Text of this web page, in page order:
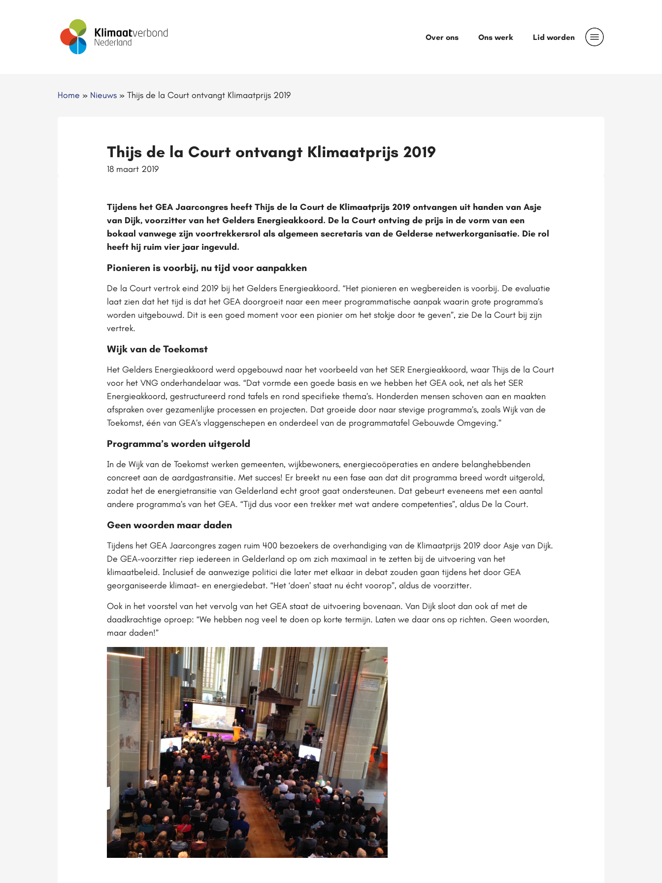
Over ons Ons werk Lid worden
Home » Nieuws » Thijs de la Court ontvangt Klimaatprijs 2019
Thijs de la Court ontvangt Klimaatprijs 2019
18 maart 2019
Tijdens het GEA Jaarcongres heeft Thijs de la Court de Klimaatprijs 2019 ontvangen uit handen van Asje
van Dijk, voorzitter van het Gelders Energieakkoord. De la Court ontving de prijs in de vorm van een
bokaal vanwege zijn voortrekkersrol als algemeen secretaris van de Gelderse netwerkorganisatie. Die rol
heeft hij ruim vier jaar ingevuld.
Pionieren is voorbij, nu tijd voor aanpakken
De la Court vertrok eind 2019 bij het Gelders Energieakkoord. “Het pionieren en wegbereiden is voorbij. De evaluatie
laat zien dat het tijd is dat het GEA doorgroeit naar een meer programmatische aanpak waarin grote programma’s
worden uitgebouwd. Dit is een goed moment voor een pionier om het stokje door te geven”, zie De la Court bij zijn
vertrek.
Wijk van de Toekomst
Het Gelders Energieakkoord werd opgebouwd naar het voorbeeld van het SER Energieakkoord, waar Thijs de la Court
voor het VNG onderhandelaar was. “Dat vormde een goede basis en we hebben het GEA ook, net als het SER
Energieakkoord, gestructureerd rond tafels en rond specifieke thema’s. Honderden mensen schoven aan en maakten
afspraken over gezamenlijke processen en projecten. Dat groeide door naar stevige programma’s, zoals Wijk van de
Toekomst, één van GEA’s vlaggenschepen en onderdeel van de programmatafel Gebouwde Omgeving.”
Programma’s worden uitgerold
In de Wijk van de Toekomst werken gemeenten, wijkbewoners, energiecoöperaties en andere belanghebbenden
concreet aan de aardgastransitie. Met succes! Er breekt nu een fase aan dat dit programma breed wordt uitgerold,
zodat het de energietransitie van Gelderland echt groot gaat ondersteunen. Dat gebeurt eveneens met een aantal
andere programma’s van het GEA. “Tijd dus voor een trekker met wat andere competenties”, aldus De la Court.
Geen woorden maar daden
Tijdens het GEA Jaarcongres zagen ruim 400 bezoekers de overhandiging van de Klimaatprijs 2019 door Asje van Dijk.
De GEA-voorzitter riep iedereen in Gelderland op om zich maximaal in te zetten bij de uitvoering van het
klimaatbeleid. Inclusief de aanwezige politici die later met elkaar in debat zouden gaan tijdens het door GEA
georganiseerde klimaat- en energiedebat. “Het ‘doen’ staat nu écht voorop”, aldus de voorzitter.
Ook in het voorstel van het vervolg van het GEA staat de uitvoering bovenaan. Van Dijk sloot dan ook af met de
daadkrachtige oproep: “We hebben nog veel te doen op korte termijn. Laten we daar ons op richten. Geen woorden,
maar daden!”